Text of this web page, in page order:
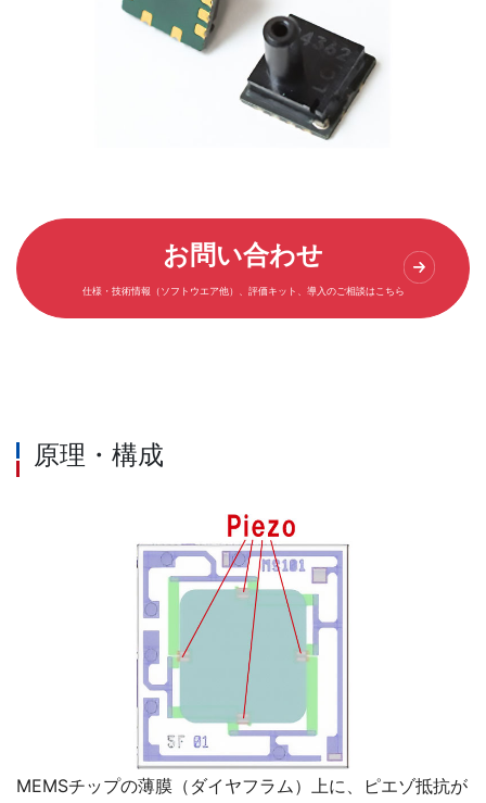
お問い合わせ
仕様・技術情報（ソフトウエア他）、評価キット、導入のご相談はこちら
原理・構成
MEMSチップの薄膜（ダイヤフラム）上に、ピエゾ抵抗が